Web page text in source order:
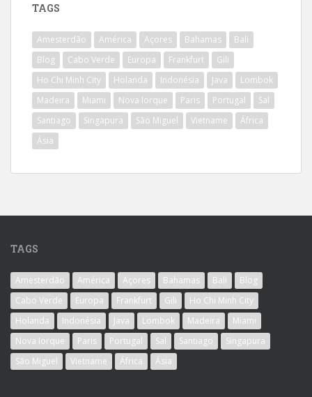
TAGS
Amesterdão América Açores Bahamas
Bali
Blog
Cabo Verde Europa Frankfurt
Gili
Ho Chi Minh City
Holanda Indonésia Java
Lombok
Madeira
Miami Nova Iorque Paris Portugal
Sal
Santiago
Singapura São Miguel Vietname
África
Ásia
TAGS
Amesterdão América Açores Bahamas Bali
Blog
Cabo Verde
Europa Frankfurt Gili
Ho Chi Minh City
Holanda
Indonésia Java Lombok Madeira
Miami
Nova Iorque
Paris Portugal Sal Santiago
Singapura
São Miguel
Vietname África Ásia